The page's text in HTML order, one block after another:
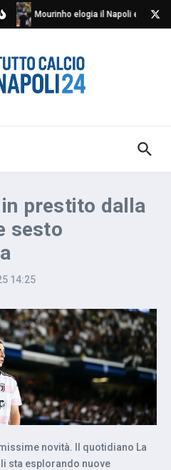
Mourinho elogia il Napoli e critica
prestito dalla
sesto
14:25
novità. Il quotidiano La
sta esplorando nuove